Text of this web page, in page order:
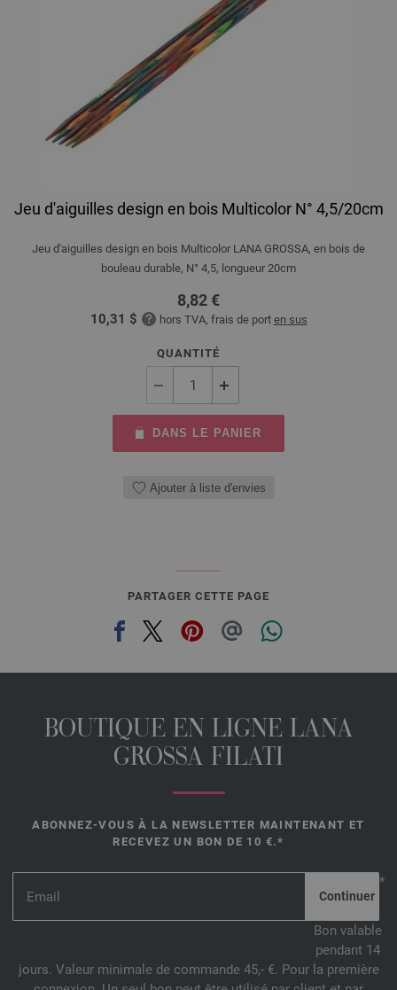
Jeu d'aiguilles design en bois Multicolor N° 4,5/20cm
Jeu d'aiguilles design en bois Multicolor LANA GROSSA, en bois de
bouleau durable, N° 4,5, longueur 20cm
8,82 €
10,31 $ hors TVA, frais de port en sus
QUANTITÉ
DANS LE PANIER
Ajouter à liste d'envies
PARTAGER CETTE PAGE
BOUTIQUE EN LIGNE LANA
GROSSA FILATI
ABONNEZ-VOUS À LA NEWSLETTER MAINTENANT ET
RECEVEZ UN BON DE 10 €.*
*
Bon valable
pendant 14
jours. Valeur minimale de commande 45,- €. Pour la première